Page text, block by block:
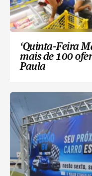
‘Quinta-Feira
mais de 100
Paula